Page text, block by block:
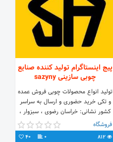
پیج اینستاگرام تولید کننده صنایع
چوبی سازینی sazyny
تولید انواع محصولات چوبی فروش عمده
و تکی خرید حضوری و ارسال به سراسر
کشور نشانی: خراسان رضوی ، سبزوار ،
خیابان بسیج ، فروشگاه سازینی امور
مشتریان: 05144444411
فروشگاه
812
0
40